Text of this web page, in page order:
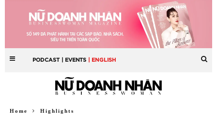
PODCAST | EVENTS | ENGLISH
Home Highlights